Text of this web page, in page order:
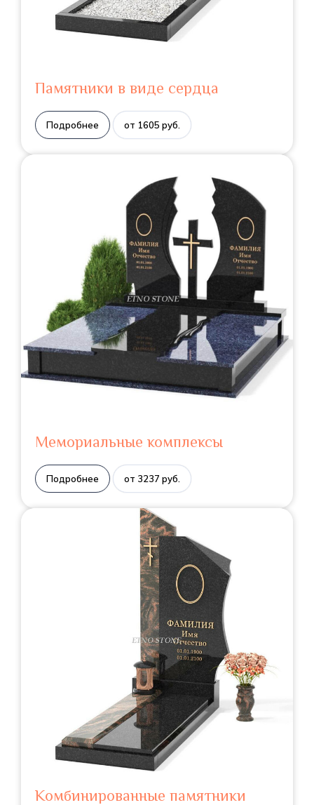
Памятники в виде сердца
Подробнее от 1605 руб.
Мемориальные комплексы
Подробнее от 3237 руб.
Комбинированные памятники